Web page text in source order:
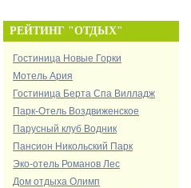
РЕЙТИНГ "ОТДЫХ"
Гостиница Новые Горки
Мотель Ария
Гостиница Берта Спа Вилладж
Парк-Отель Воздвиженское
Парусный клуб Водник
Пансион Никольский Парк
Эко-отель Романов Лес
Дом отдыха Олимп